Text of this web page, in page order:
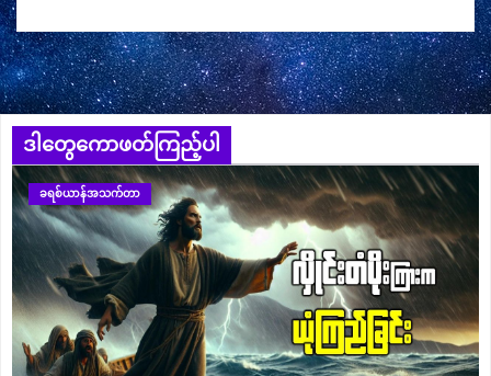
ဒါတွေကောဖတ်ကြည့်ပါ
ခရစ်ယာန်အသက်တာ